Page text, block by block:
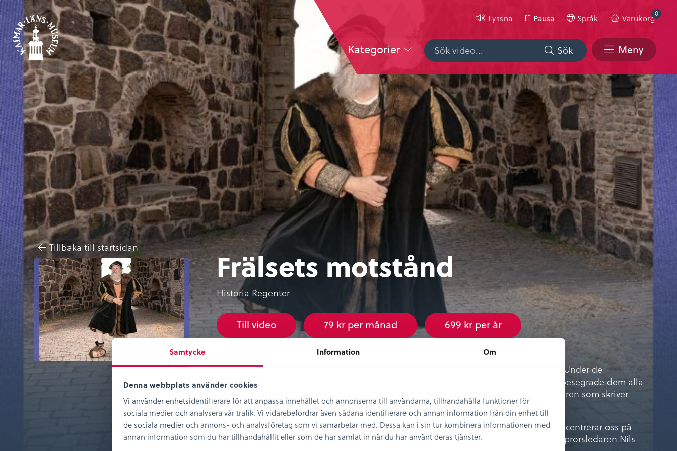
Samtycke Information Om
Denna webbplats använder cookies
Vi använder enhetsidentifierare för att anpassa innehållet och annonserna till användarna, tillhandahålla funktioner för
sociala medier och analysera vår trafik. Vi vidarebefordrar även sådana identifierare och annan information från din enhet till
de sociala medier och annons- och analysföretag som vi samarbetar med. Dessa kan i sin tur kombinera informationen med
annan information som du har tillhandahållit eller som de har samlat in när du har använt deras tjänster.
Lyssna Pausa Språk Varukorg0
Kategorier Sök Meny
Tillbaka till startsidan Frälsets motstånd
Historia Regenter
Till video 79 kr per månad
699 kr per år
Det världsliga frälsets kamp mot Gustav Vasa.
2023 är det 500 år sedan Gustav Vasa tog det svenska rikets kungatron i besittning. Under de
kommande årtiondena fick han kämpa mot en lång rad inre och yttre fiender. Han besegrade dem alla
och framstår i ett efterhandsperspektiv som framgångsrik – det är som bekant segraren som skriver
historien!
Fast i den här föreläsningsserien sätter vi Gustav Vasas motståndare i fokus och koncentrerar oss på
förlorarnas historia. Här återfinns de alla – från Kristian II till katolska kyrkan och upprorsledaren Nils